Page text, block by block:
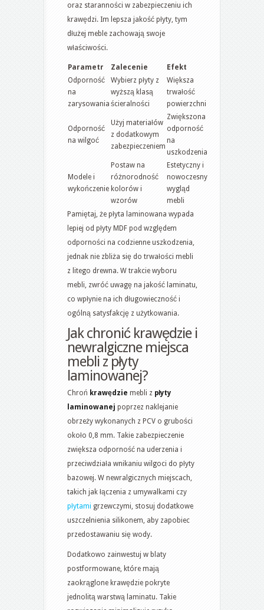
oraz staranności w zabezpieczeniu ich
krawędzi. Im lepsza jakość płyty, tym
dłużej meble zachowają swoje
właściwości.
Parametr Zalecenie
Efekt
Odporność
na
zarysowania
Wybierz płyty z
wyższą klasą
ścieralności
Większa
trwałość
powierzchni
Odporność
na wilgoć
Użyj materiałów
z dodatkowym
zabezpieczeniem
Zwiększona
odporność
na
uszkodzenia
Modele i
wykończenie
Postaw na
różnorodność
kolorów i
wzorów
Estetyczny i
nowoczesny
wygląd
mebli
Pamiętaj, że płyta laminowana wypada
lepiej od płyty MDF pod względem
odporności na codzienne uszkodzenia,
jednak nie zbliża się do trwałości mebli
z litego drewna. W trakcie wyboru
mebli, zwróć uwagę na jakość laminatu,
co wpłynie na ich długowieczność i
ogólną satysfakcję z użytkowania.
Jak chronić krawędzie i
newralgiczne miejsca
mebli z płyty
laminowanej?
Chroń krawędzie mebli z płyty
laminowanej poprzez naklejanie
obrzeży wykonanych z PCV o grubości
około 0,8 mm. Takie zabezpieczenie
zwiększa odporność na uderzenia i
przeciwdziała wnikaniu wilgoci do płyty
bazowej. W newralgicznych miejscach,
takich jak łączenia z umywalkami czy
płytami grzewczymi, stosuj dodatkowe
uszczelnienia silikonem, aby zapobiec
przedostawaniu się wody.
Dodatkowo zainwestuj w blaty
postformowane, które mają
zaokrąglone krawędzie pokryte
jednolitą warstwą laminatu. Takie